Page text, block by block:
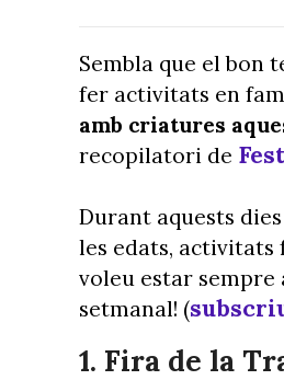
Sembla que el bon
fer activitats en
amb criatures
recopilatori de
Durant aquests
les edats, activitats
voleu estar
setmanal! (
1. Fira de la